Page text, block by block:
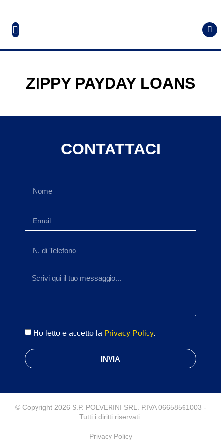
ZIPPY PAYDAY LOANS
CONTATTACI
Ho letto e accetto la Privacy Policy.
INVIA
© Copyright 2026 S.P. POLVERINI SRL. P.IVA 06658561003 -
Tutti i diritti riservati.
Privacy Policy